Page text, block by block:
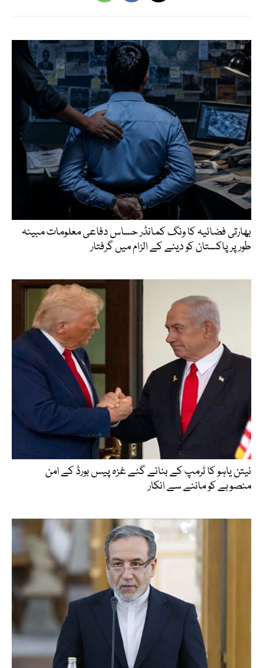
بھارتی فضائیہ کا ونگ کمانڈر حساس دفاعی معلومات مبینہ
طور پر پاکستان کو دینے کے الزام میں گرفتار
نیتن یاہو کا ٹرمپ کے بنائے گئے غزہ پیس بورڈ کے امن
منصوبے کو ماننے سے انکار